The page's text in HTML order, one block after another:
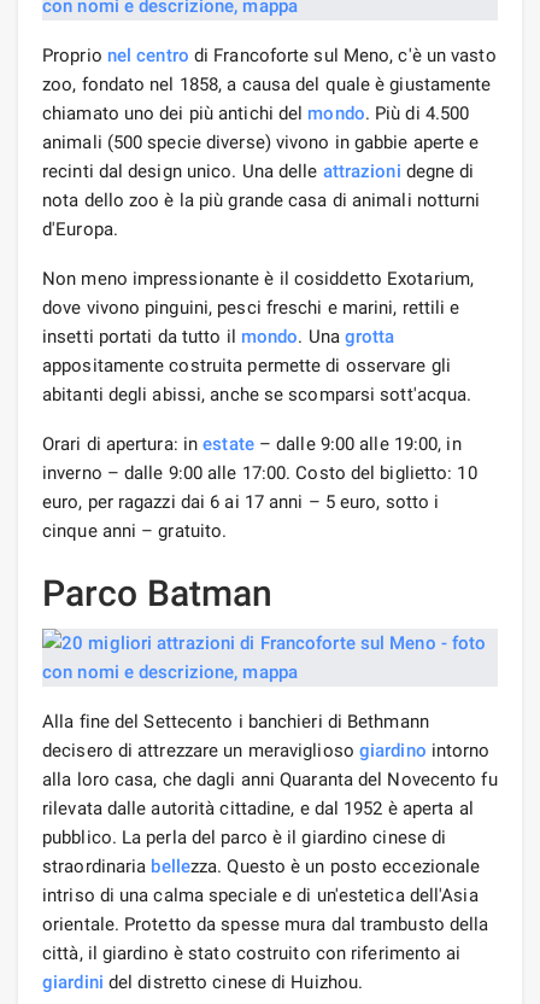
Proprio nel centro di Francoforte sul Meno, c'è un vasto
zoo, fondato nel 1858, a causa del quale è giustamente
chiamato uno dei più antichi del mondo. Più di 4.500
animali (500 specie diverse) vivono in gabbie aperte e
recinti dal design unico. Una delle attrazioni degne di
nota dello zoo è la più grande casa di animali notturni
d'Europa.
Non meno impressionante è il cosiddetto Exotarium,
dove vivono pinguini, pesci freschi e marini, rettili e
insetti portati da tutto il mondo. Una grotta
appositamente costruita permette di osservare gli
abitanti degli abissi, anche se scomparsi sott'acqua.
Orari di apertura: inestate– dalle 9:00 alle 19:00, in
inverno – dalle 9:00 alle 17:00. Costo del biglietto: 10
euro, per ragazzi dai 6 ai 17 anni – 5 euro, sotto i
cinque anni – gratuito.
Parco Batman
Alla fine del Settecento i banchieri di Bethmann
decisero di attrezzare un meraviglioso giardino intorno
alla loro casa, che dagli anni Quaranta del Novecento fu
rilevata dalle autorità cittadine, e dal 1952 è aperta al
pubblico. La perla del parco è il giardino cinese di
straordinaria bellezza. Questo è un posto eccezionale
intriso di una calma speciale e di un'estetica dell'Asia
orientale. Protetto da spesse mura dal trambusto della
città, il giardino è stato costruito con riferimento ai
giardini del distretto cinese di Huizhou.